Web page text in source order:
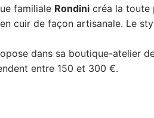
familiale Rondinicréa la toute
cuir de façon artisanale. Le
dans sa boutique-atelier
entre 150 et 300 €.